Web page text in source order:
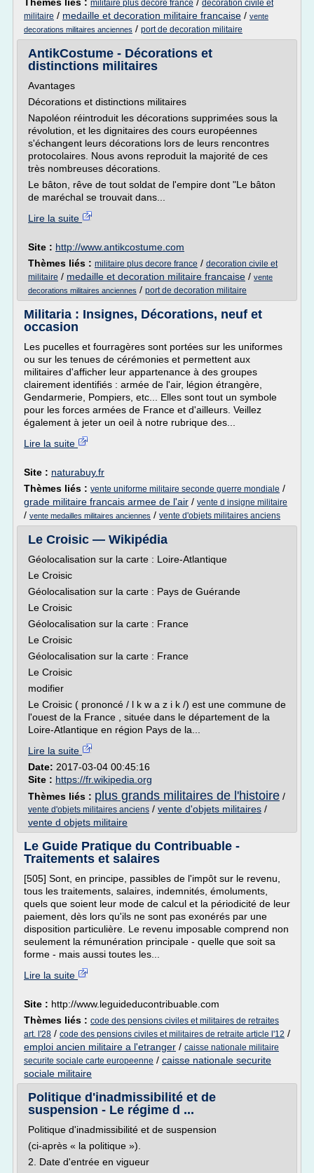
militaire plus decore france
decoration civile et
militaire / medaille et decoration militaire francaise / vente
decorations militaires anciennes / port de decoration militaire
AntikCostume - Décorations et
distinctions militaires
Avantages
Décorations et distinctions militaires
Napoléon réintroduit les décorations supprimées sous la
révolution, et les dignitaires des cours européennes
s'échangent leurs décorations lors de leurs rencontres
protocolaires. Nous avons reproduit la majorité de ces
très nombreuses décorations.
Le bâton, rêve de tout soldat de l'empire dont "Le bâton
de maréchal se trouvait dans...
Lire la suite
Site : http://www.antikcostume.com
Thèmes liés : militaire plus decore france / decoration civile et
militaire / medaille et decoration militaire francaise / vente
decorations militaires anciennes / port de decoration militaire
Militaria : Insignes, Décorations, neuf et
occasion
Les pucelles et fourragères sont portées sur les uniformes
ou sur les tenues de cérémonies et permettent aux
militaires d'afficher leur appartenance à des groupes
clairement identifiés : armée de l'air, légion étrangère,
Gendarmerie, Pompiers, etc... Elles sont tout un symbole
pour les forces armées de France et d'ailleurs. Veillez
également à jeter un oeil à notre rubrique des...
Lire la suite
Site : naturabuy.fr
Thèmes liés : vente uniforme militaire seconde guerre mondiale /
grade militaire francais armee de l'air / vente d insigne militaire
/ vente medailles militaires anciennes / vente d'objets militaires anciens
Le Croisic — Wikipédia
Géolocalisation sur la carte : Loire-Atlantique
Le Croisic
Géolocalisation sur la carte : Pays de Guérande
Le Croisic
Géolocalisation sur la carte : France
Le Croisic
Géolocalisation sur la carte : France
Le Croisic
modifier
Le Croisic ( prononcé / l k w a z i k /) est une commune de
l'ouest de la France , située dans le département de la
Loire-Atlantique en région Pays de la...
Lire la suite
Date: 2017-03-04 00:45:16
Site : https://fr.wikipedia.org
Thèmes liés : plus grands militaires de l'histoire /
vente d'objets militaires anciens / vente d'objets militaires /
vente d objets militaire
Le Guide Pratique du Contribuable -
Traitements et salaires
[505] Sont, en principe, passibles de l'impôt sur le revenu,
tous les traitements, salaires, indemnités, émoluments,
quels que soient leur mode de calcul et la périodicité de leur
paiement, dès lors qu'ils ne sont pas exonérés par une
disposition particulière. Le revenu imposable comprend non
seulement la rémunération principale - quelle que soit sa
forme - mais aussi toutes les...
Lire la suite
Site : http://www.leguideducontribuable.com
Thèmes liés : code des pensions civiles et militaires de retraites
art. l'28 / code des pensions civiles et militaires de retraite article l'12 /
emploi ancien militaire a l'etranger / caisse nationale militaire
securite sociale carte europeenne / caisse nationale securite
sociale militaire
Politique d'inadmissibilité et de
suspension - Le régime d ...
Politique d'inadmissibilité et de suspension
(ci-après « la politique »).
2. Date d'entrée en vigueur